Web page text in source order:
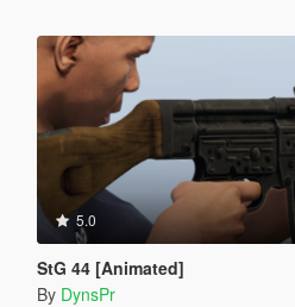
5.0
StG 44 [Animated]
By DynsPr